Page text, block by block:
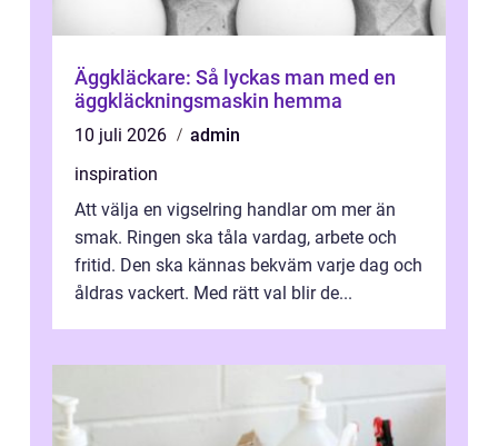
Äggkläckare: Så lyckas man med en
äggkläckningsmaskin hemma
10 juli 2026
admin
inspiration
Att välja en vigselring handlar om mer än
smak. Ringen ska tåla vardag, arbete och
fritid. Den ska kännas bekväm varje dag och
åldras vackert. Med rätt val blir de...